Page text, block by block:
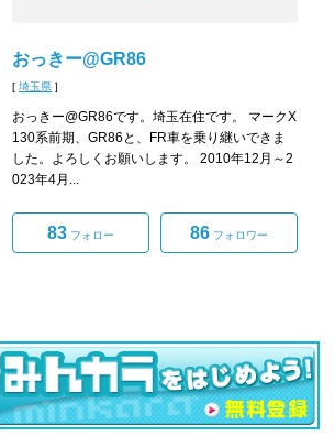
おっきー@GR86
[ 埼玉県 ]
おっきー@GR86です。埼玉在住です。 マークX
130系前期、GR86と、FR車を乗り継いできま
した。よろしくお願いします。 2010年12月～2
023年4月...
83 フォロー 86 フォロワー